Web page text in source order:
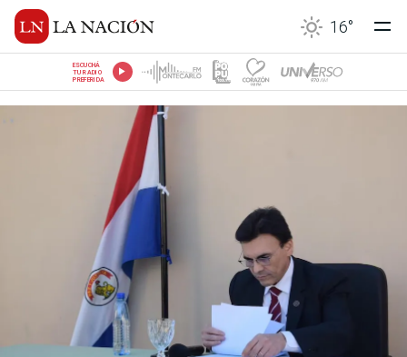
16°
ESCUCHÁ
TU RADIO
PREFERIDA